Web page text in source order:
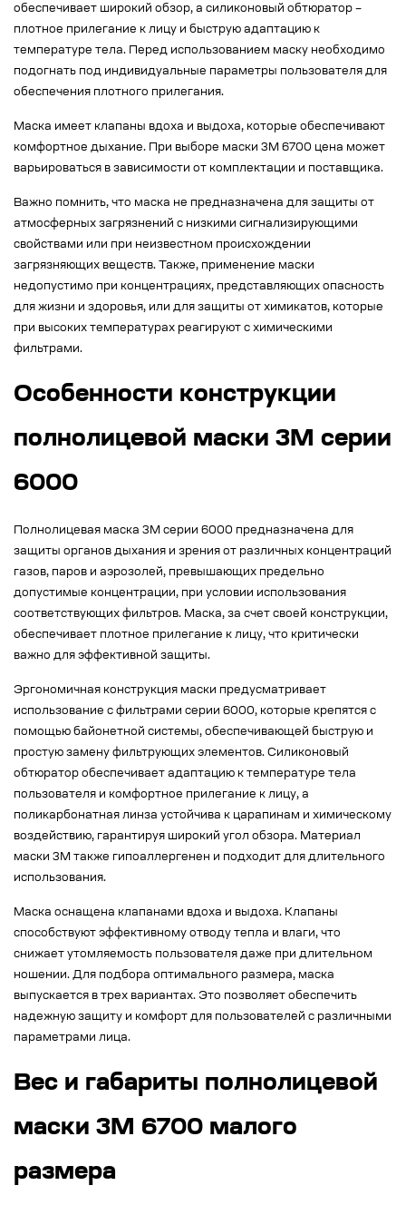
обеспечивает широкий обзор, а силиконовый обтюратор –
плотное прилегание к лицу и быструю адаптацию к
температуре тела. Перед использованием маску необходимо
подогнать под индивидуальные параметры пользователя для
обеспечения плотного прилегания.
Маска имеет клапаны вдоха и выдоха, которые обеспечивают
комфортное дыхание. При выборе маски 3М 6700 цена может
варьироваться в зависимости от комплектации и поставщика.
Важно помнить, что маска не предназначена для защиты от
атмосферных загрязнений с низкими сигнализирующими
свойствами или при неизвестном происхождении
загрязняющих веществ. Также, применение маски
недопустимо при концентрациях, представляющих опасность
для жизни и здоровья, или для защиты от химикатов, которые
при высоких температурах реагируют с химическими
фильтрами.
Особенности конструкции
полнолицевой маски 3М серии
6000
Полнолицевая маска 3М серии 6000 предназначена для
защиты органов дыхания и зрения от различных концентраций
газов, паров и аэрозолей, превышающих предельно
допустимые концентрации, при условии использования
соответствующих фильтров. Маска, за счет своей конструкции,
обеспечивает плотное прилегание к лицу, что критически
важно для эффективной защиты.
Эргономичная конструкция маски предусматривает
использование с фильтрами серии 6000, которые крепятся с
помощью байонетной системы, обеспечивающей быструю и
простую замену фильтрующих элементов. Силиконовый
обтюратор обеспечивает адаптацию к температуре тела
пользователя и комфортное прилегание к лицу, а
поликарбонатная линза устойчива к царапинам и химическому
воздействию, гарантируя широкий угол обзора. Материал
маски 3М также гипоаллергенен и подходит для длительного
использования.
Маска оснащена клапанами вдоха и выдоха. Клапаны
способствуют эффективному отводу тепла и влаги, что
снижает утомляемость пользователя даже при длительном
ношении. Для подбора оптимального размера, маска
выпускается в трех вариантах. Это позволяет обеспечить
надежную защиту и комфорт для пользователей с различными
параметрами лица.
Вес и габариты полнолицевой
маски 3M 6700 малого
размера